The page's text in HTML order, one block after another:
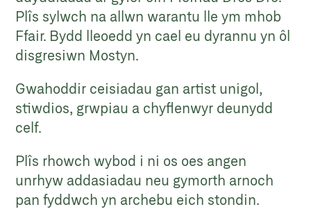
Plîs sylwch na allwn warantu lle ym mhob
Ffair. Bydd lleoedd yn cael eu dyrannu yn ôl
disgresiwn Mostyn.
Gwahoddir ceisiadau gan artist unigol,
stiwdios, grwpiau a chyflenwyr deunydd
celf.
Plîs rhowch wybod i ni os oes angen
unrhyw addasiadau neu gymorth arnoch
pan fyddwch yn archebu eich stondin.